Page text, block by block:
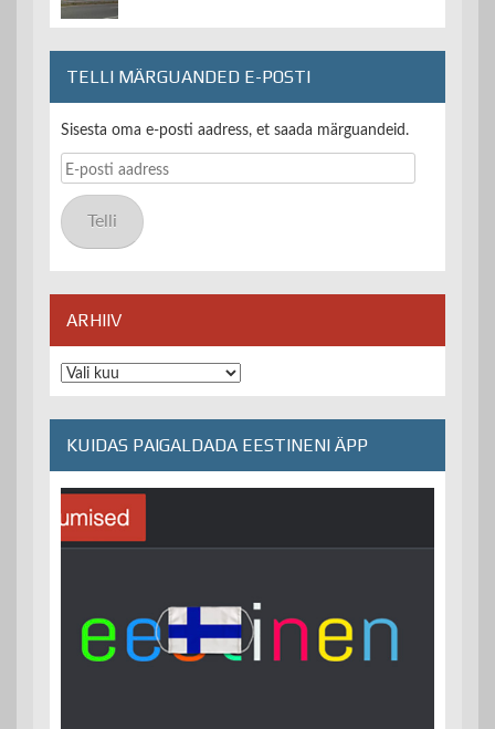
TELLI MÄRGUANDED E-POSTI
Sisesta oma e-posti aadress, et saada märguandeid.
E-
posti
aadress
Telli
ARHIIV
Arhiiv
KUIDAS PAIGALDADA EESTINENI ÄPP